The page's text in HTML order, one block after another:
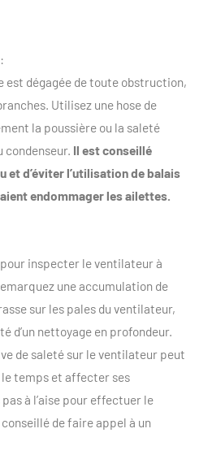
est dégagée de toute obstruction,
Utilisez une hose de
la poussière ou la saleté
Il est conseillé
et d’éviter l’utilisation de balais
endommager les ailettes.
inspecter le ventilateur à
une accumulation de
sur les pales du ventilateur,
d’un nettoyage en profondeur.
de saleté sur le ventilateur peut
le temps et affecter ses
à l’aise pour effectuer le
de faire appel à un